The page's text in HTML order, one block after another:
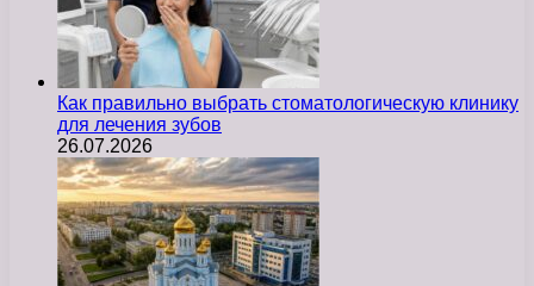
Как правильно выбрать стоматологическую клинику
для лечения зубов
26.07.2026